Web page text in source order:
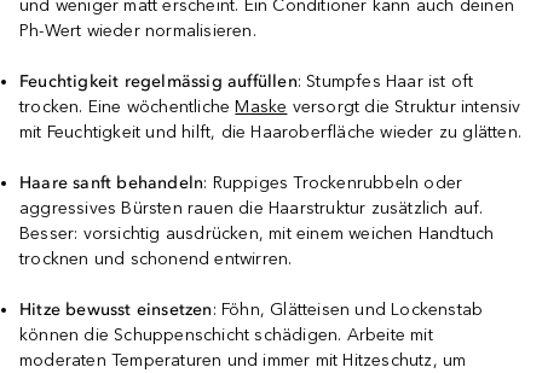
und weniger matt erscheint. Ein Conditioner kann auch deinen
Ph-Wert wieder normalisieren.
Feuchtigkeit regelmässig auffüllen: Stumpfes Haar ist oft
trocken. Eine wöchentlicheMaske versorgt die Struktur intensiv
mit Feuchtigkeit und hilft, die Haaroberfläche wieder zu glätten.
Haare sanft behandeln: Ruppiges Trockenrubbeln oder
aggressives Bürsten rauen die Haarstruktur zusätzlich auf.
Besser: vorsichtig ausdrücken, mit einem weichen Handtuch
trocknen und schonend entwirren.
Hitze bewusst einsetzen: Föhn, Glätteisen und Lockenstab
können die Schuppenschicht schädigen. Arbeite mit
moderaten Temperaturen und immer mit Hitzeschutz, um